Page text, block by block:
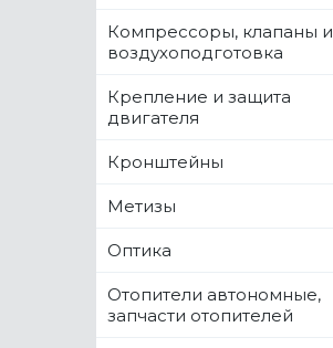
Компрессоры, клапаны и
воздухоподготовка
Крепление и защита
двигателя
Кронштейны
Метизы
Оптика
Отопители автономные,
запчасти отопителей